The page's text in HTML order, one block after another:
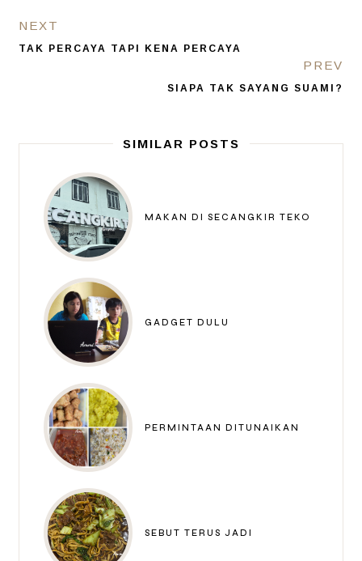
NEXT
TAK PERCAYA TAPI KENA PERCAYA
PREV
SIAPA TAK SAYANG SUAMI?
SIMILAR POSTS
MAKAN DI SECANGKIR TEKO
GADGET DULU
PERMINTAAN DITUNAIKAN
SEBUT TERUS JADI